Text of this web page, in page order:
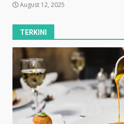
August 12, 2025
TERKINI